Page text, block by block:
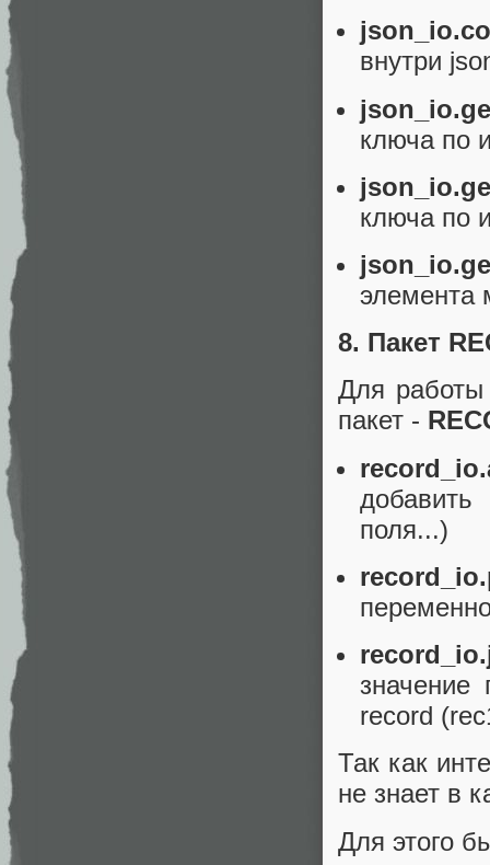
внутри
ключа по
ключа по
элемента
8. Пакет
Для
пакет -
поля...)
record
Так как
не знает в
Для этого